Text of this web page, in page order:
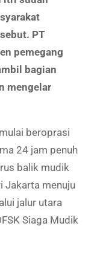
PT
pemegang
bagian
mengelar
beroprasi
24 jam penuh
balik mudik
Jakarta menuju
jalur utara
Siaga Mudik